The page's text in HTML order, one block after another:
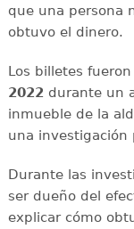
que una persona
obtuvo el dinero.
Los billetes
2022 durante un
inmueble de la
una investigación
Durante las
ser dueño del
explicar cómo